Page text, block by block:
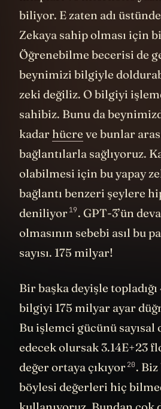
Öğrenebilme becerisi de
beynimizi bilgiyle
zeki değiliz. O bilgiyi
sahibiz. Bunu da
kadarhücre ve bunlar
bağlantılarla sağlıyoruz.
olabilmesi için bu yapay
bağlantı benzeri şeylere
deniliyor 19 . GPT-3’ün
olmasının sebebi asıl bu
sayısı. 175 milyar!
Bir başka deyişle
Bu işlemci gücünü sayısal
edecek olursak 3.14E+23
değer ortayaçıkıyor
.
böylesi değerleri hiç
kullanıyoruz. Bundan çok
gücümüz var, tabi eğer
işlem gücünün bize